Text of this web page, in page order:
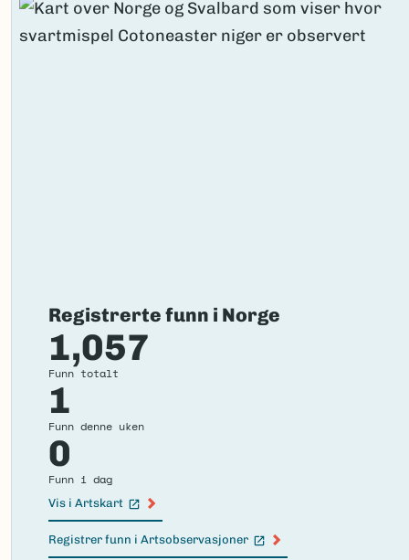
Gå til Nortaxa for flere detaljer
(Ekstern lenke)
Registrerte funn i Norge
1,057
Funn totalt
1
Funn denne uken
0
Funn i dag
Vis i Artskart
(Ekstern lenke)
Registrer funn i Artsobservasjoner
(Ekstern lenke)